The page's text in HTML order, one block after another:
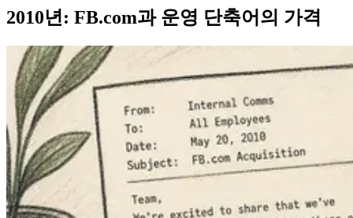
2010년: FB.com과 운영 단축어의 가격